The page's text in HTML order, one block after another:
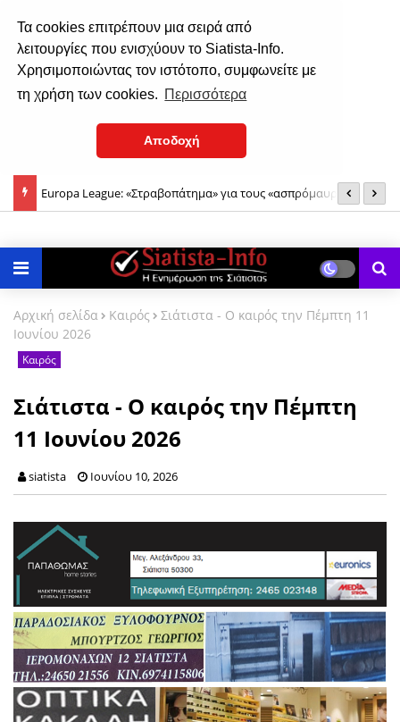
Τα cookies επιτρέπουν μια σειρά από
λειτουργίες που ενισχύουν το Siatista-Info.
Χρησιμοποιώντας τον ιστότοπο, συμφωνείτε με
τη χρήση των cookies. Περισσότερα
Αποδοχή
Europa League: «Στραβοπάτημα» για τους «ασπρόμαυρους» και
καθυστερεί την αποκοίμηση
Αρχική σελίδα Καιρός
Σιάτιστα - Ο καιρός την Πέμπτη 11
Ιουνίου 2026
Καιρός
Σιάτιστα - Ο καιρός την Πέμπτη
11 Ιουνίου 2026
siatista Ιουνίου 10, 2026